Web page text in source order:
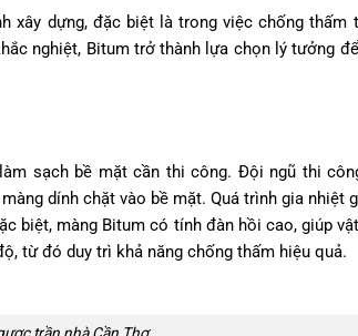
xây dựng, đặc biệt là trong việc chống thấm
nghiệt, Bitum trở thành lựa chọn lý tưởng
sạch bề mặt cần thi công. Đội ngũ thi
dính chặt vào bề mặt. Quá trình gia nhiệt
biệt, màng Bitum có tính đàn hồi cao, giúp
từ đó duy trì khả năng chống thấm hiệu quả.
trần nhà Cần Thơ